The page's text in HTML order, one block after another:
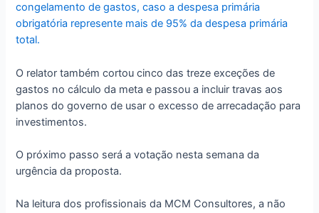
congelamento de gastos, caso a despesa primária
obrigatória represente mais de 95% da despesa primária
total.
O relator também cortou cinco das treze exceções de
gastos no cálculo da meta e passou a incluir travas aos
planos do governo de usar o excesso de arrecadação para
investimentos.
O próximo passo será a votação nesta semana da
urgência da proposta.
Na leitura dos profissionais da MCM Consultores, a não